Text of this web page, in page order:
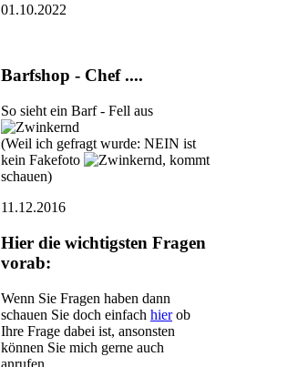
01.10.2022
Barfshop - Chef ....
So sieht ein Barf - Fell aus
(Weil ich gefragt wurde: NEIN ist
kein Fakefoto
, kommt
schauen)
11.12.2016
Hier die wichtigsten Fragen
vorab:
Wenn Sie Fragen haben dann
schauen Sie doch einfach hierob
Ihre Frage dabei ist, ansonsten
können Sie mich gerne auch
anrufen.